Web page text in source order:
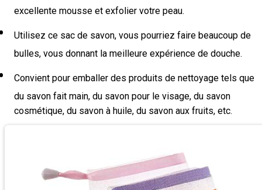
excellente mousse et exfolier votre peau.
Utilisez ce sac de savon, vous pourriez faire beaucoup de
bulles, vous donnant la meilleure expérience de douche.
Convient pour emballer des produits de nettoyage tels que
du savon fait main, du savon pour le visage, du savon
cosmétique, du savon à huile, du savon aux fruits, etc.